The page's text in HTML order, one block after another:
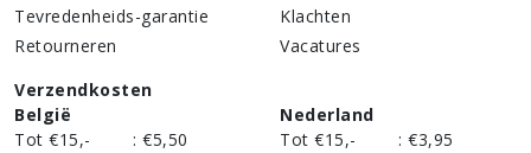
Tevredenheids-garantie
Retourneren
Klachten
Vacatures
Verzendkosten
België
Tot €15,-
: €5,50
Nederland
Tot €15,-
: €3,95